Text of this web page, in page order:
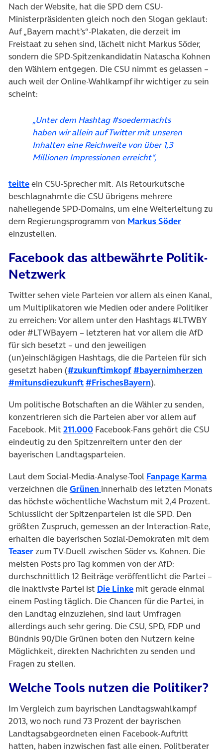
Nach der Website, hat die SPD dem CSU-
Ministerpräsidenten gleich noch den Slogan geklaut:
Auf „Bayern macht’s“-Plakaten, die derzeit im
Freistaat zu sehen sind, lächelt nicht Markus Söder,
sondern die SPD-Spitzenkandidatin Natascha Kohnen
den Wählern entgegen. Die CSU nimmt es gelassen –
auch weil der Online-Wahlkampf ihr wichtiger zu sein
scheint:
„Unter dem Hashtag #soedermachts
haben wir allein auf Twitter mit unseren
Inhalten eine Reichweite von über 1,3
Millionen Impressionen erreicht“,
teilte(öffnet in neuem Tab)
ein CSU-Sprecher mit. Als Retourkutsche
beschlagnahmte die CSU übrigens mehrere
naheliegende SPD-Domains, um eine Weiterleitung zu
dem Regierungsprogramm von Markus Söder(öffnet in
einzustellen.
Facebook das altbewährte Politik-
Netzwerk
Twitter sehen viele Parteien vor allem als einen Kanal,
um Multiplikatoren wie Medien oder andere Politiker
zu erreichen: Vor allem unter den Hashtags #LTWBY
oder #LTWBayern – letzteren hat vor allem die AfD
für sich besetzt – und den jeweiligen
(un)einschlägigen Hashtags, die die Parteien für sich
gesetzt haben (#zukunftimkopf(öffnet in neuem Tab)
#bayernimherzen
#mitunsdiezukunft(öffnet in neuem Tab)
#FrischesBayern(öffnet in neuem
).
Um politische Botschaften an die Wähler zu senden,
konzentrieren sich die Parteien aber vor allem auf
Facebook. Mit 211.000(öffnet in neuem Tab)
Facebook-Fans gehört die CSU
eindeutig zu den Spitzenreitern unter den der
bayerischen Landtagsparteien.
Laut dem Social-Media-Analyse-Tool Fanpage Karma
verzeichnen dieGrünen (öffnet in neuem Tab)
innerhalb des letzten Monats
das höchste wöchentliche Wachstum mit 2,4 Prozent.
Schlusslicht der Spitzenparteien ist die SPD. Den
größten Zuspruch, gemessen an der Interaction-Rate,
erhalten die bayerischen Sozial-Demokraten mit dem
Teaser(öffnet in neuem Tab)
zum TV-Duell zwischen Söder vs. Kohnen. Die
meisten Posts pro Tag kommen von der AfD:
durchschnittlich 12 Beiträge veröffentlicht die Partei –
die inaktivste Partei ist Die Linke(öffnet in neuem Tab)
mit gerade einmal
einem Posting täglich. Die Chancen für die Partei, in
den Landtag einzuziehen, sind laut Umfragen
allerdings auch sehr gering. Die CSU, SPD, FDP und
Bündnis 90/Die Grünen boten den Nutzern keine
Möglichkeit, direkten Nachrichten zu senden und
Fragen zu stellen.
Welche Tools nutzen die Politiker?
Im Vergleich zum bayrischen Landtagswahlkampf
2013, wo noch rund 73 Prozent der bayrischen
Landtagsabgeordneten einen Facebook-Auftritt
hatten, haben inzwischen fast alle einen. Politberater